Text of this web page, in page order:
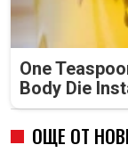
One
Body Die
ОЩЕ ОТ